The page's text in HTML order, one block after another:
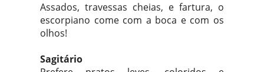
Assados, travessas cheias, e fartura, o
escorpiano come com a boca e com os
olhos!
Sagitário